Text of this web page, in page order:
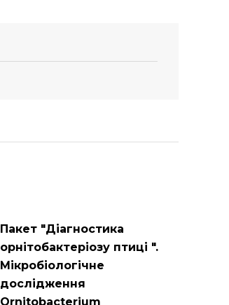
Пакет "Діагностика
орнітобактеріозу птиці ".
Мікробіологічне
дослідження
Ornitobacterium